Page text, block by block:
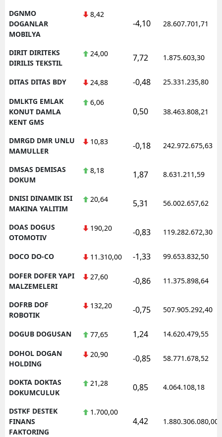
DGNMO
DOGANLAR
MOBILYA
8,42
-4,10 28.607.701,71
DIRIT DIRITEKS
DIRILIS TEKSTIL
24,00 7,72 1.875.603,30
DITAS DITAS BDY 24,88 -0,48 25.331.235,80
DMLKTG EMLAK
KONUT DAMLA
KENT GMS
6,06
0,50 38.463.808,21
DMRGD DMR UNLU
MAMULLER
10,83 -0,18 242.972.675,63
DMSAS DEMISAS
DOKUM
8,18 1,87 8.631.211,59
DNISI DINAMIK ISI
MAKINA YALITIM
20,64 5,31 56.002.657,62
DOAS DOGUS
OTOMOTIV
190,20 -0,83 119.282.672,30
DOCO DO-CO 11.310,00 -1,33 99.653.832,50
DOFER DOFER YAPI
MALZEMELERI
27,60 -0,86 11.375.898,64
DOFRB DOF
ROBOTIK
132,20 -0,75 507.905.292,40
DOGUB DOGUSAN 77,65 1,24 14.620.479,55
DOHOL DOGAN
HOLDING
20,90 -0,85 58.771.678,52
DOKTA DOKTAS
DOKUMCULUK
21,28 0,85 4.064.108,18
DSTKF DESTEK
FINANS
FAKTORING
1.700,00
4,42 1.880.306.080,00